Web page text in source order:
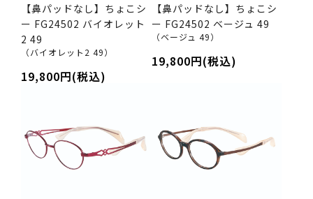
【鼻パッドなし】ちょこシ
ー FG24502 バイオレット
2 49
（バイオレット2 49）
19,800円(税込)
【鼻パッドなし】ちょこシ
ー FG24502 ベージュ 49
（ベージュ 49）
19,800円(税込)